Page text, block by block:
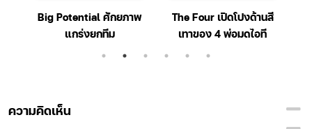
Big Potential ศักยภาพ
แกร่งยกทีม
The Four เปิดโปงด้านสี
เทาของ 4 พ่อมดไอที
ความคิดเห็น